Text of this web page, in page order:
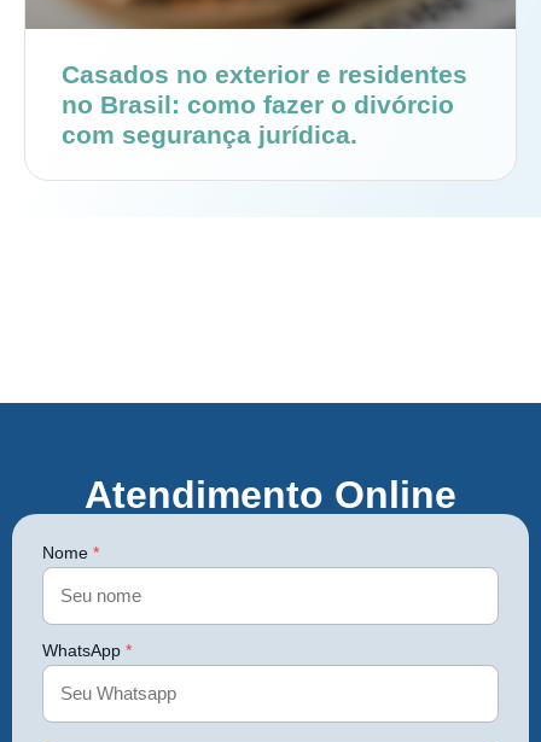
Casados no exterior e residentes
no Brasil: como fazer o divórcio
com segurança jurídica.
Atendimento Online
Nome *
WhatsApp *